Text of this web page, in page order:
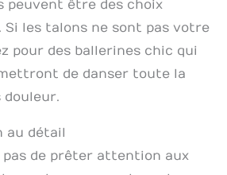
peuvent être des choix
Si les talons ne sont pas votre
pour des ballerines chic qui
de danser toute la
douleur.
au détail
pas de prêter attention aux